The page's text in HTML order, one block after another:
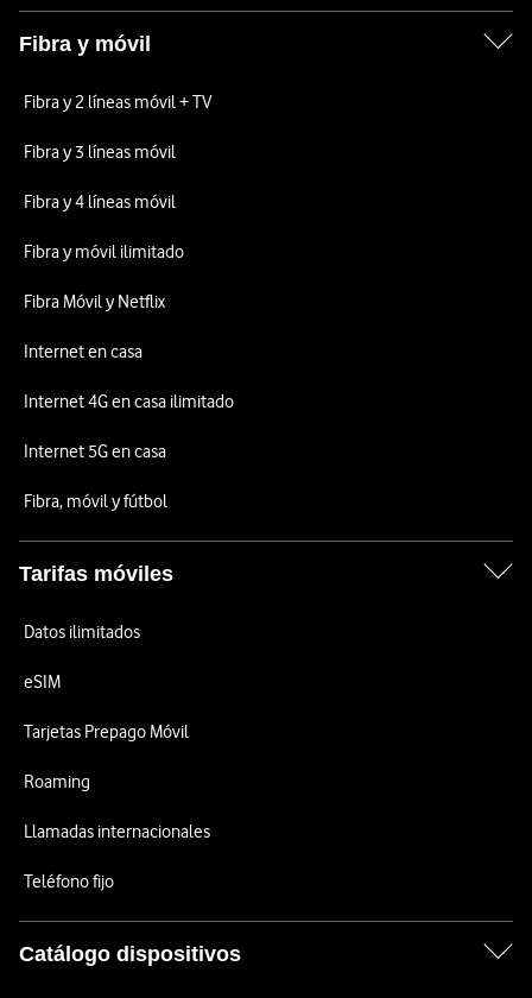
Fibra y móvil
Fibra y 2 líneas móvil + TV
Fibra y 3 líneas móvil
Fibra y 4 líneas móvil
Fibra y móvil ilimitado
Fibra Móvil y Netflix
Internet en casa
Internet 4G en casa ilimitado
Internet 5G en casa
Fibra, móvil y fútbol
Tarifas móviles
Datos ilimitados
eSIM
Tarjetas Prepago Móvil
Roaming
Llamadas internacionales
Teléfono fijo
Catálogo dispositivos